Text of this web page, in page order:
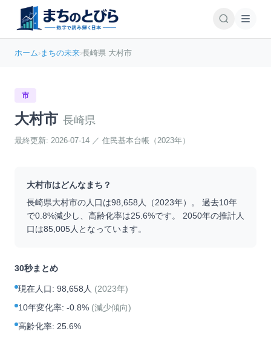
ホーム›まちの未来›長崎県 大村市
市
大村市 長崎県
最終更新: 2026-07-14 ／ 住民基本台帳（2023年）
大村市はどんなまち？
長崎県大村市の人口は98,658 人（2023年）。 過去10年
で0.8%減少し、高齢化率は25.6%です。 2050年の推計人
口は85,005人となっています。
30秒まとめ
現在人口: 98,658人 (2023年)
10年変化率: -0.8% (減少傾向)
高齢化率: 25.6%